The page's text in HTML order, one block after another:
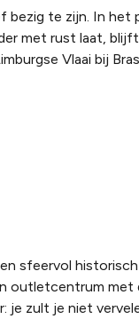
te zijn. In het
met rust laat,
Vlaai bij
sfeervol
outletcentrum met
je zult je niet